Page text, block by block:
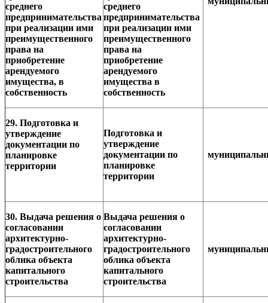
среднего
предпринимательства
при реализации ими
преимущественного
права на
приобретение
арендуемого
имущества, в
собственность
среднего
предпринимательства
при реализации ими
преимущественного
права на
приобретение
арендуемого
имущества в
собственность
29. Подготовка и
утверждение
документации по
планировке
территории
Подготовка и
утверждение
документации по
планировке
территории
30. Выдача решения о
согласовании
архитектурно-
градостроительного
облика объекта
капитального
строительства
Выдача решения о
согласовании
архитектурно-
градостроительного
облика объекта
капитального
строительства